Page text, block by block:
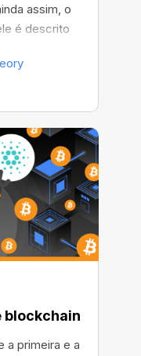
assim, o
é descrito
blockchain
a primeira e a